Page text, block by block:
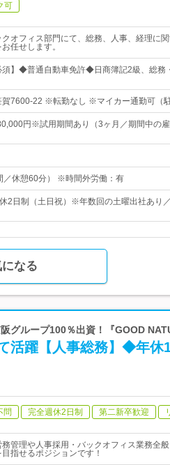
可
オフィス部門にて、総務、人事、経理に
任せします。
須】◆普通自動車免許◆日商簿記2級、総務
賀7600-22 ※転勤なし ※マイカー通勤可（
円※試用期間あり（3ヶ月／期間中の
／休憩60分） ※時間外労働：有
休2日制（土日祝）※年数回の土曜出社あり
なる
グループ100％出資！『GOOD
活躍【人事総務】◆年
問 完全週休2日制 第二新卒歓迎
管理や人事採用・バックオフィス業務全
指せるポジションです！